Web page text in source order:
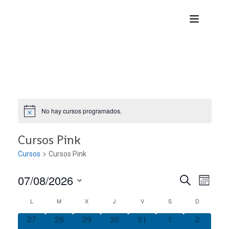
No hay cursos programados.
Cursos Pink
Cursos Cursos Pink
de
BUSCAR
MES
07/08/2026
Calendario
L M X J V S D
0
27
0
28
0
29
0
30
0
31
01
0
2